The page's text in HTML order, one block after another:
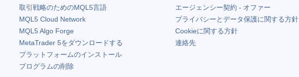
取引戦略のためのMQL5言語
MQL5 Cloud Network
MQL5 Algo Forge
MetaTrader 5をダウンロードする
プラットフォームのインストール
プログラムの削除
エージェンシー契約 - オファー
プライバシーとデータ保護に関する方針
Cookieに関する方針
連絡先